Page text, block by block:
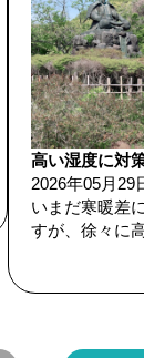
高い湿度に対
2026年05月29
いまだ寒暖差
すが、徐々に